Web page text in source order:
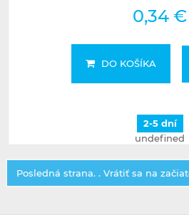
0,34 €
DO KOŠÍKA
2-5 dní
undefined
Posledná strana. . Vrátiť sa na